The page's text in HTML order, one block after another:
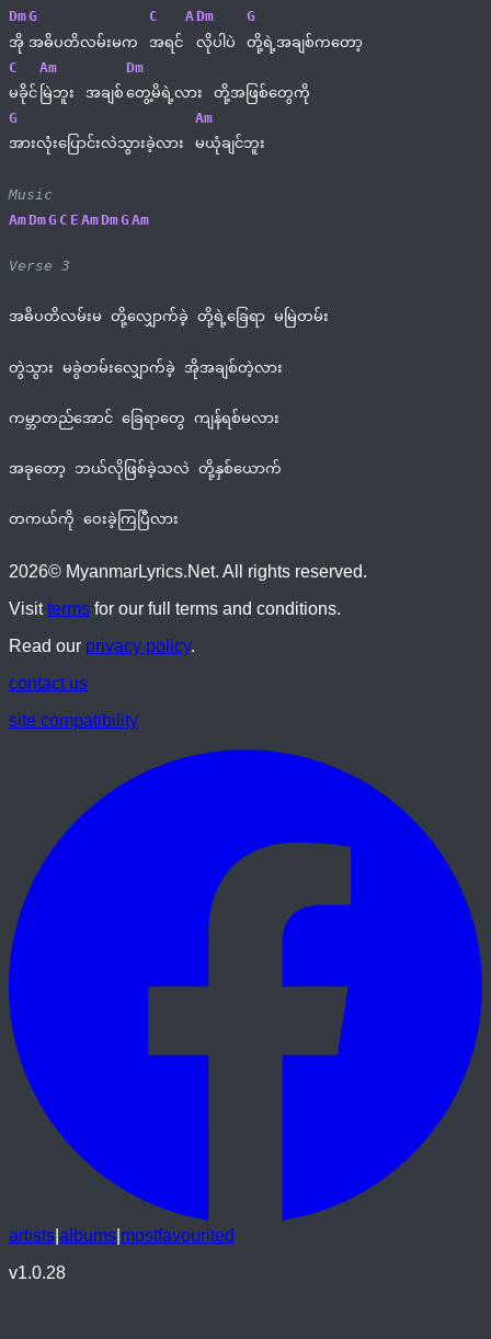
Dm
အို
G
အဓိပတိလမ်းမက
C
အရင်
ADm
လိုပါပဲ
G
တို့ရဲ့အချစ်ကတော့
C
မခိုင်
Am
မြဲဘူး
အချစ်
Dm
တွေ့မိရဲ့လား
တို့အဖြစ်တွေကို
G
အားလုံးပြောင်းလဲသွားခဲ့လား
Am
မယုံချင်ဘူး
Music
AmDmG C E AmDmGAm
Verse 3
အဓိပတိလမ်းမ တို့လျှောက်ခဲ့ တို့ရဲ့ခြေရာ မမြဲတမ်း
တွဲသွား မခွဲတမ်းလျှောက်ခဲ့ အိုအချစ်တဲ့လား
ကမ္ဘာတည်အောင် ခြေရာတွေ ကျန်ရစ်မလား
အခုတော့ ဘယ်လိုဖြစ်ခဲ့သလဲ တို့နှစ်ယောက်
တကယ်ကို ဝေးခဲ့ကြပြီလား
2026© MyanmarLyrics.Net. All rights reserved.
Visit terms for our full terms and conditions.
Read our privacy policy.
contact us
site compatibility
artists albums mostfavourited
v1.0.28